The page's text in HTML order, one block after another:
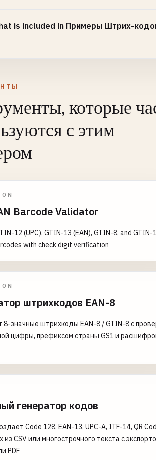
(prefix 539)
(prefix 569)
(prefix 570-579)
(prefix 599)
(prefix 729)
is included in Примеры Штрих-кодов
которые
с этим
Barcode Validator
12 (UPC), GTIN-13 (EAN), GTIN-8, and GTIN-
with check digit verification
штрихкодов EAN-8
8-значные штрихкоды EAN-8 / GTIN-8 с
цифры, префиксом страны GS1 и
генератор кодов
Code 128, EAN-13, UPC-A, ITF-14, QR
из CSV или многострочного текста с
PDF